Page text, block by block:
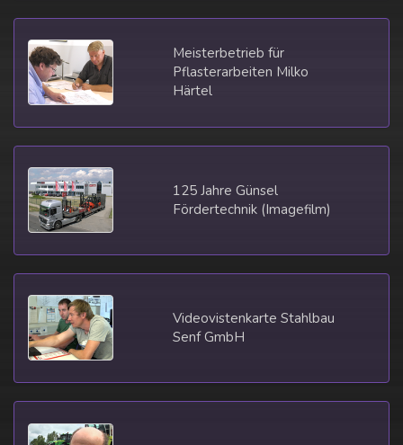
Meisterbetrieb für
Pflasterarbeiten Milko
Härtel
125 Jahre Günsel
Fördertechnik (Imagefilm)
Videovistenkarte Stahlbau
Senf GmbH